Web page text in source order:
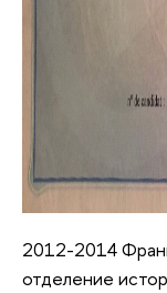
2012-2014
отделение